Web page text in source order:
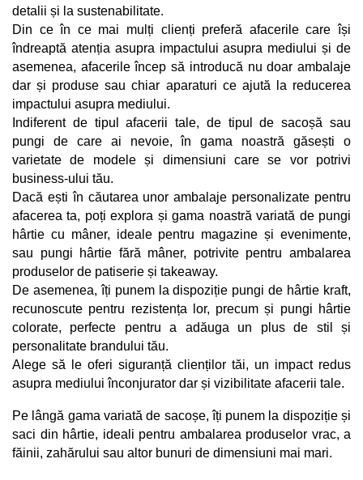
detalii și la sustenabilitate.
Din ce în ce mai mulți clienți preferă afacerile care își
îndreaptă atenția asupra impactului asupra mediului și de
asemenea, afacerile încep să introducă nu doar ambalaje
dar și produse sau chiar aparaturi ce ajută la reducerea
impactului asupra mediului.
Indiferent de tipul afacerii tale, de tipul de sacoșă sau
pungi de care ai nevoie, în gama noastră găsești o
varietate de modele și dimensiuni care se vor potrivi
business-ului tău.
Dacă ești în căutarea unor ambalaje personalizate pentru
afacerea ta, poți explora și gama noastră variată de pungi
hârtie cu mâner, ideale pentru magazine și evenimente,
sau pungi hârtie fără mâner, potrivite pentru ambalarea
produselor de patiserie și takeaway.
De asemenea, îți punem la dispoziție pungi de hârtie kraft,
recunoscute pentru rezistența lor, precum și pungi hârtie
colorate, perfecte pentru a adăuga un plus de stil și
personalitate brandului tău.
Alege să le oferi siguranță clienților tăi, un impact redus
asupra mediului înconjurator dar și vizibilitate afacerii tale.
saci din hârtie, ideali pentru ambalarea produselor vrac, a
făinii, zahărului sau altor bunuri de dimensiuni mai mari.